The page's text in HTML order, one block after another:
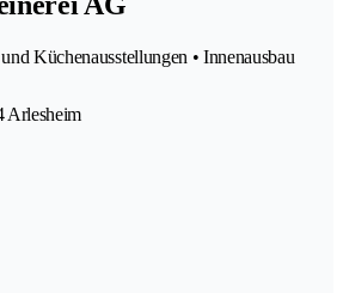
Küchenausstellungen • Innenausbau
Arlesheim